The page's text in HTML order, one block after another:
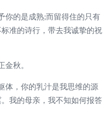
你的是成熟;而留得住的只有
准的诗行，带去我诚挚的祝
金秋。
体，你的乳汁是我思维的源
我的母亲，我不知如何报答